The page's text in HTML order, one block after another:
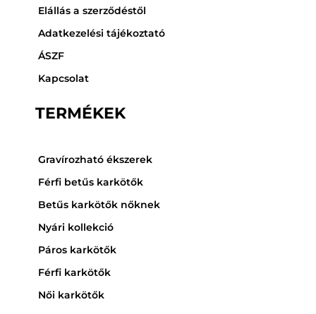
Elállás a szerződéstől
Adatkezelési tájékoztató
ÁSZF
Kapcsolat
TERMÉKEK
Gravírozható ékszerek
Férfi betűs karkötők
Betűs karkötők nőknek
Nyári kollekció
Páros karkötők
Férfi karkötők
Női karkötők